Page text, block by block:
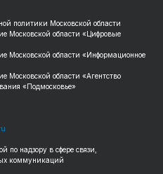
политики Московской области
Московской области «Цифровые
Московской области «Информационное
Московской области «Агентство
«Подмосковье»
по надзору в сфере связи,
коммуникаций